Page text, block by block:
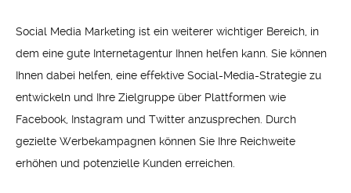
Social Media Marketing ist ein weiterer wichtiger Bereich, in
dem eine gute Internetagentur Ihnen helfen kann. Sie können
Ihnen dabei helfen, eine effektive Social-Media-Strategie zu
entwickeln und Ihre Zielgruppe über Plattformen wie
Facebook, Instagram und Twitter anzusprechen. Durch
gezielte Werbekampagnen können Sie Ihre Reichweite
erhöhen und potenzielle Kunden erreichen.